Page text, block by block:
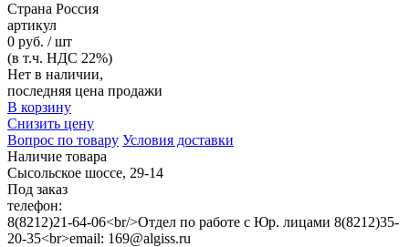
Страна Россия
артикул
0 руб. / шт
(в т.ч. НДС 22%)
Нет в наличии,
последняя цена продажи
В корзину
Снизить цену
Вопрос по товару Условия доставки
Наличие товара
Сысольское шоссе, 29-14
Под заказ
телефон:
8(8212)21-64-06<br/>Отдел по работе с Юр. лицами 8(8212)35-
20-35<br>email: 169@algiss.ru